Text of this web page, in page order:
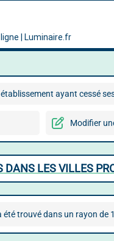
ayant cessé
Modifier
LES VILLES
trouvé dans un rayon de